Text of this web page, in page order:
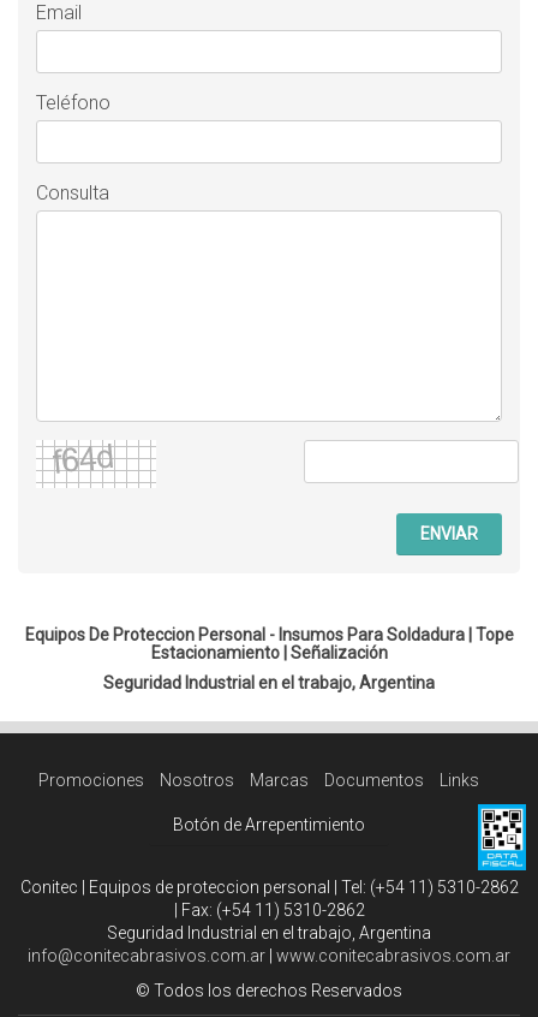
Email
Teléfono
Consulta
ENVIAR
Equipos De Proteccion Personal - Insumos Para Soldadura | Tope
Estacionamiento| Señalización
Seguridad Industrial en el trabajo, Argentina
Promociones Nosotros Marcas Documentos Links
Botón de Arrepentimiento
Conitec | Equipos de proteccion personal | Tel: (+54 11) 5310-2862
| Fax: (+54 11) 5310-2862
Seguridad Industrial en el trabajo, Argentina
info@conitecabrasivos.com.ar www.conitecabrasivos.com.ar
© Todos los derechos Reservados